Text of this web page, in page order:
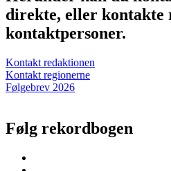
direkte, eller kontakte
kontaktpersoner.
Kontakt redaktionen
Kontakt regionerne
Følgebrev 2026
Følg rekordbogen